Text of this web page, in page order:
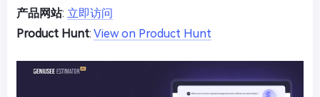
产品网站: 立即访问
Product Hunt: View on Product Hunt